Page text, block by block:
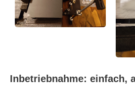
Inbetriebnahme: einfach,